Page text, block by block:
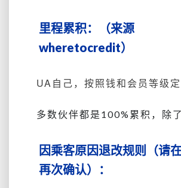
里程累积：（来源
wheretocredit）
UA自己，按照钱和会员等级定
多数伙伴都是100%累积，除
因乘客原因退改规则（请
再次确认）：